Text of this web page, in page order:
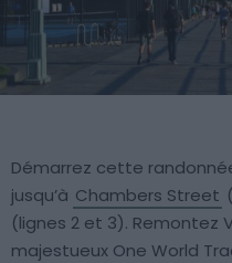
Démarrez cette
jusqu’à Chambers Street
(lignes 2 et 3). Remontez
majestueux One World